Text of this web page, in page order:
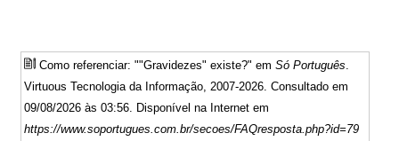
Como referenciar: ""Gravidezes" existe?" emSó Português
Virtuous Tecnologia da Informação, 2007-2026. Consultado em
09/08/2026 às 03:56. Disponível na Internet em
https://www.soportugues.com.br/secoes/FAQresposta.php?id=79